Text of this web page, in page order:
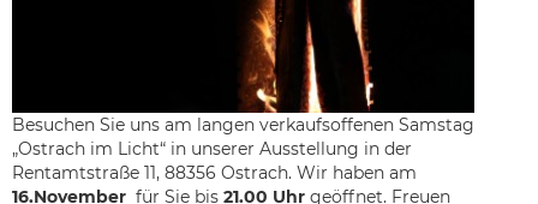
Besuchen Sie uns am langen verkaufsoffenen Samstag
„Ostrach im Licht“ in unserer Ausstellung in der
Rentamtstraße 11, 88356 Ostrach. Wir haben am
16.November für Sie bis 21.00 Uhr geöffnet. Freuen